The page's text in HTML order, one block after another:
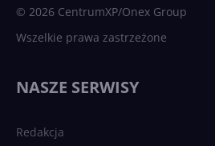
© 2026 CentrumXP/Onex Group
Wszelkie prawa zastrzeżone
NASZE SERWISY
Redakcja